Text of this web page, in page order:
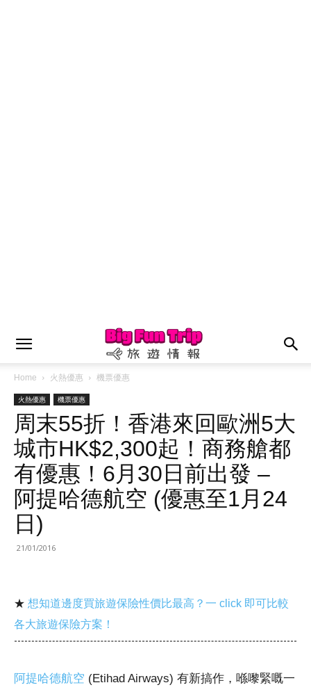
Home 火熱優惠 機票優惠
火熱優惠 機票優惠
周末55折！香港來回歐洲5大
城市HK$2,300起！商務艙都
有優惠！6月30日前出發 –
阿提哈德航空 (優惠至1月24
日)
21/01/2016
★ 想知道邊度買旅遊保險性價比最高？一 click 即可比較
各大旅遊保險方案！
阿提哈德航空 (Etihad Airways) 有新搞作，喺嚟緊嘅一